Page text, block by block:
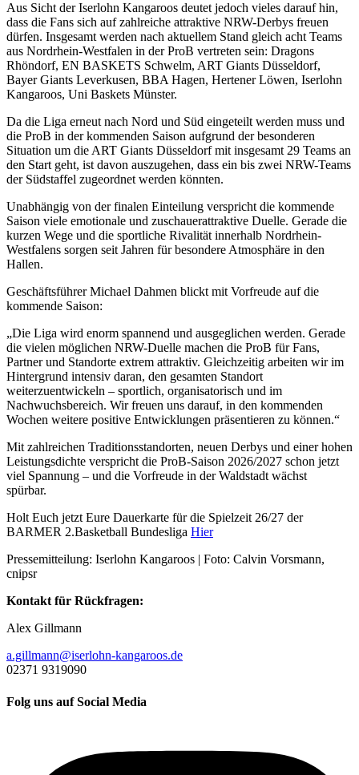
Aus Sicht der Iserlohn Kangaroos deutet jedoch vieles darauf hin,
dass die Fans sich auf zahlreiche attraktive NRW-Derbys freuen
dürfen. Insgesamt werden nach aktuellem Stand gleich acht Teams
aus Nordrhein-Westfalen in der ProB vertreten sein: Dragons
Rhöndorf, EN BASKETS Schwelm, ART Giants Düsseldorf,
Bayer Giants Leverkusen, BBA Hagen, Hertener Löwen, Iserlohn
Kangaroos, Uni Baskets Münster.
Da die Liga erneut nach Nord und Süd eingeteilt werden muss und
die ProB in der kommenden Saison aufgrund der besonderen
Situation um die ART Giants Düsseldorf mit insgesamt 29 Teams an
den Start geht, ist davon auszugehen, dass ein bis zwei NRW-Teams
der Südstaffel zugeordnet werden könnten.
Unabhängig von der finalen Einteilung verspricht die kommende
Saison viele emotionale und zuschauerattraktive Duelle. Gerade die
kurzen Wege und die sportliche Rivalität innerhalb Nordrhein-
Westfalens sorgen seit Jahren für besondere Atmosphäre in den
Hallen.
Geschäftsführer Michael Dahmen blickt mit Vorfreude auf die
kommende Saison:
„Die Liga wird enorm spannend und ausgeglichen werden. Gerade
die vielen möglichen NRW-Duelle machen die ProB für Fans,
Partner und Standorte extrem attraktiv. Gleichzeitig arbeiten wir im
Hintergrund intensiv daran, den gesamten Standort
weiterzuentwickeln – sportlich, organisatorisch und im
Nachwuchsbereich. Wir freuen uns darauf, in den kommenden
Wochen weitere positive Entwicklungen präsentieren zu können.“
Mit zahlreichen Traditionsstandorten, neuen Derbys und einer hohen
Leistungsdichte verspricht die ProB-Saison 2026/2027 schon jetzt
viel Spannung – und die Vorfreude in der Waldstadt wächst
spürbar.
Holt Euch jetzt Eure Dauerkarte für die Spielzeit 26/27 der
BARMER 2.Basketball Bundesliga Hier
Pressemitteilung: Iserlohn Kangaroos | Foto: Calvin Vorsmann,
cnipsr
Kontakt für Rückfragen:
Alex Gillmann
a.gillmann@iserlohn-kangaroos.de
02371 9319090
Folg uns auf Social Media